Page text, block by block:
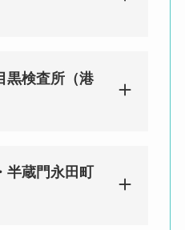
泉駅徒歩 8 分
黒検査所（港
・目黒検査所
半蔵門永田町